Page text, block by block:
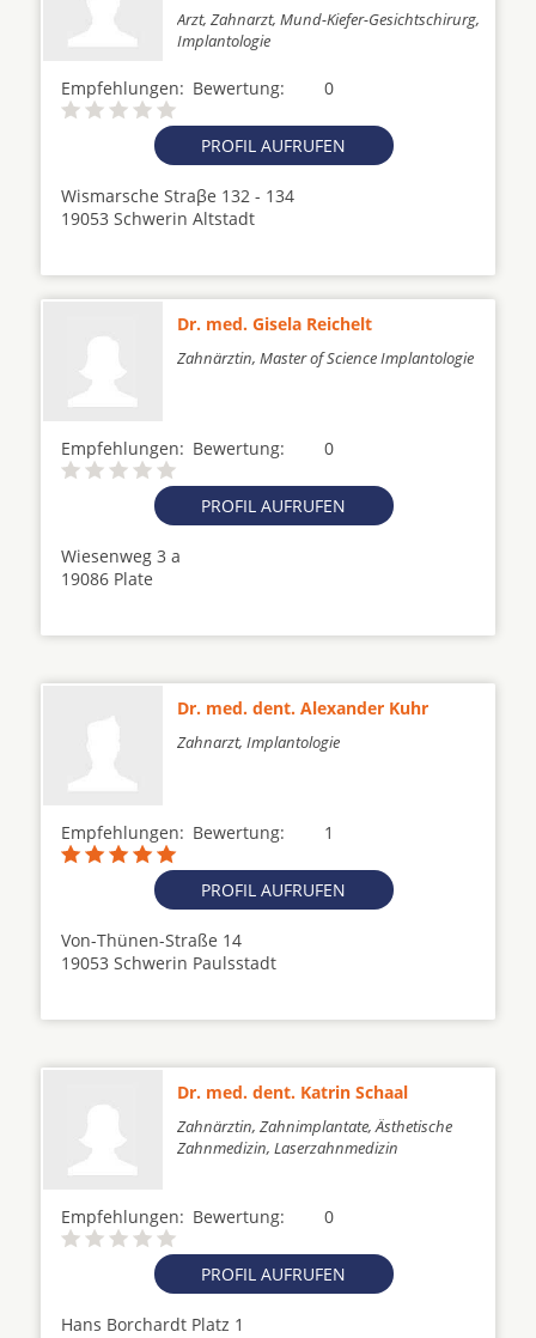
Arzt, Zahnarzt, Mund-Kiefer-Gesichtschirurg,
Implantologie
Empfehlungen: 0
Bewertung:
PROFIL AUFRUFEN
Wismarsche Straβe 132 - 134
19053 Schwerin Altstadt
Dr. med. Gisela Reichelt
Zahnärztin, Master of Science Implantologie
Empfehlungen: 0
Bewertung:
PROFIL AUFRUFEN
Wiesenweg 3 a
19086 Plate
Dr. med. dent. Alexander Kuhr
Zahnarzt, Implantologie
Empfehlungen: 1
Bewertung:
PROFIL AUFRUFEN
Von-Thünen-Straße 14
19053 Schwerin Paulsstadt
Dr. med. dent. Katrin Schaal
Zahnärztin, Zahnimplantate, Ästhetische
Zahnmedizin, Laserzahnmedizin
Empfehlungen: 0
Bewertung:
PROFIL AUFRUFEN
Hans Borchardt Platz 1